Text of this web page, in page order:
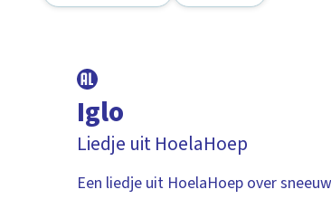
Iglo
Liedje uit HoelaHoep
Een liedje uit HoelaHoep over